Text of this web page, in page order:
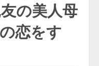
の美人母
恋をす